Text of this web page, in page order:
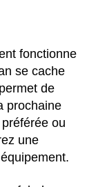
fonctionne
se cache
de
prochaine
ou
une